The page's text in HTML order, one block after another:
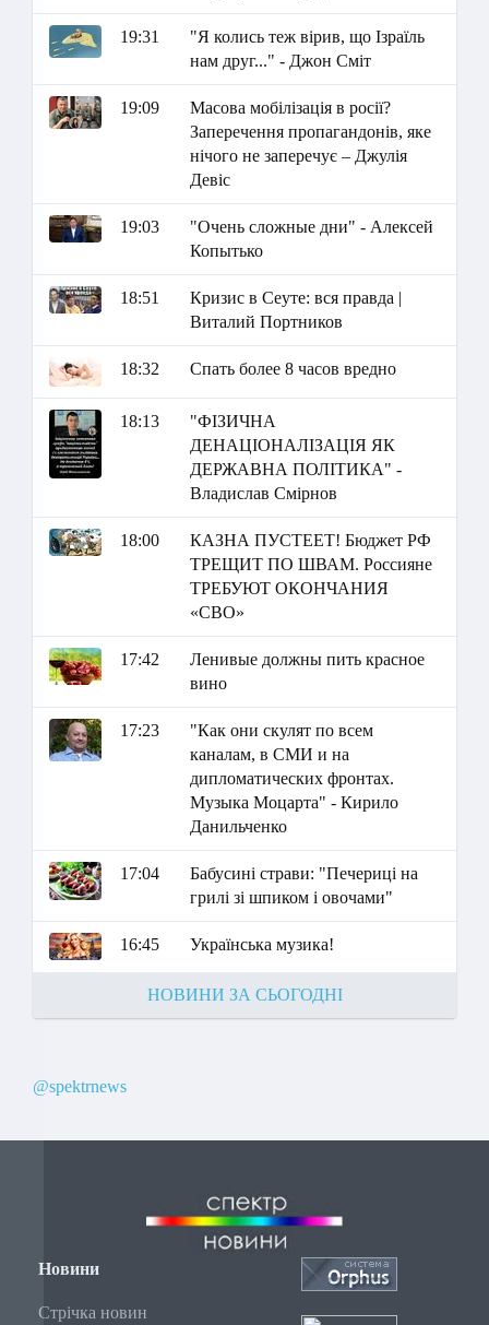
19:31
"Я колись теж вірив, що Ізраїль
нам друг..." - Джон Сміт
19:09
Масова мобілізація в росії?
Заперечення пропагандонів, яке
нічого не заперечує – Джулія
Девіс
19:03
"Очень сложные дни" - Алексей
Копытько
18:51
Кризис в Сеуте: вся правда |
Виталий Портников
18:32 Спать более 8 часов вредно
18:13
"ФІЗИЧНА
ДЕНАЦІОНАЛІЗАЦІЯ ЯК
ДЕРЖАВНА ПОЛІТИКА" -
Владислав Смірнов
18:00
КАЗНА ПУСТЕЕТ! Бюджет РФ
ТРЕЩИТ ПО ШВАМ. Россияне
ТРЕБУЮТ ОКОНЧАНИЯ
«СВО»
17:42
Ленивые должны пить красное
вино
17:23
"Как они скулят по всем
каналам, в СМИ и на
дипломатических фронтах.
Музыка Моцарта" - Кирило
Данильченко
17:04
Бабусині страви: "Печериці на
грилі зі шпиком і овочами"
16:45 Українська музика!
НОВИНИ ЗА СЬОГОДНІ
@spektrnews
Новини
Стрічка новин